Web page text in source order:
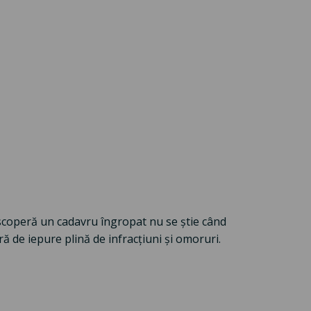
un cadavru îngropat nu se știe când
de iepure plină de infracțiuni și omoruri.